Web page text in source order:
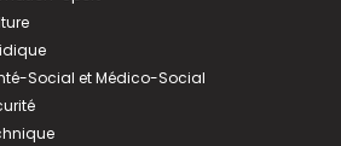
Social et Médico-Social